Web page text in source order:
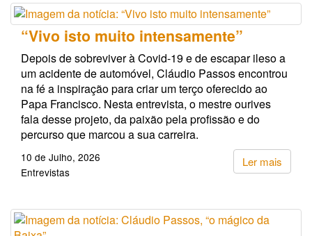
“Vivo isto muito intensamente”
Depois de sobreviver à Covid-19 e de escapar ileso a
um acidente de automóvel, Cláudio Passos encontrou
na fé a inspiração para criar um terço oferecido ao
Papa Francisco. Nesta entrevista, o mestre ourives
fala desse projeto, da paixão pela profissão e do
percurso que marcou a sua carreira.
Ler mais
10 de Julho, 2026
Entrevistas